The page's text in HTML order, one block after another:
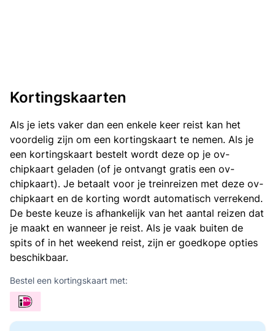
Kortingskaarten
Als je iets vaker dan een enkele keer reist kan het
voordelig zijn om een kortingskaart te nemen. Als je
een kortingskaart bestelt wordt deze op je ov-
chipkaart geladen (of je ontvangt gratis een ov-
chipkaart). Je betaalt voor je treinreizen met deze ov-
chipkaart en de korting wordt automatisch verrekend.
De beste keuze is afhankelijk van het aantal reizen dat
je maakt en wanneer je reist. Als je vaak buiten de
spits of in het weekend reist, zijn er goedkope opties
beschikbaar.
Bestel een kortingskaart met: